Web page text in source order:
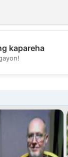
💕
kapareha